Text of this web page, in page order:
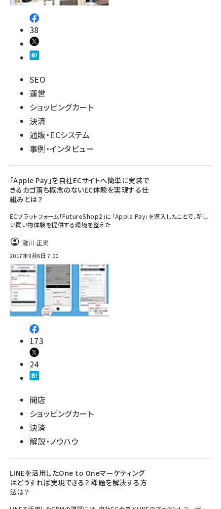
38
SEO
運営
ショッピングカート
決済
通販・ECシステム
事例・インタビュー
「Apple Pay」を自社ECサイトへ簡単に実装で
きる――カゴ落ち概念のないEC体験を実現する仕
組みとは？
ECプラットフォーム「FutureShop2」に「Apple Pay」を導入したことで、新し
い買い物体験を提供する環境を整えた
瀧川 正実
2017年9月6日 7:00
173
24
開店
ショッピングカート
決済
解説・ノウハウ
LINEを活用したOne to Oneマーケティング
はどうすれば実現できる？ 課題を解決する方
法は？